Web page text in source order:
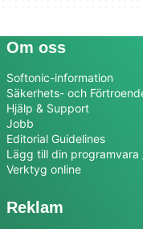
Om oss
Softonic-information
Säkerhets- och
Hjälp & Support
Jobb
Editorial Guidelines
Lägg till din programvara
Verktyg online
Reklam